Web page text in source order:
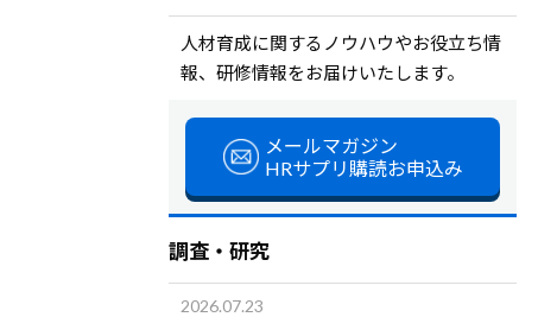
人材育成に関するノウハウやお役立ち情
報、研修情報をお届けいたします。
メールマガジン
HRサプリ購読お申込み
調査・研究
2026.07.23